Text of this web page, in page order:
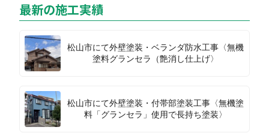
最新の施工実績
松山市にて外壁塗装・ベランダ防水工事〈無機
塗料グランセラ（艶消し仕上げ〉
松山市にて外壁塗装・付帯部塗装工事〈無機塗
料「グランセラ」使用で長持ち塗装〉